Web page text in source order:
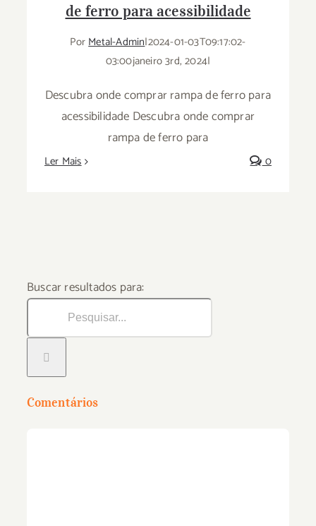
de ferro para acessibilidade
PorMetal-Admin|2024-01-03T09:17:02-
03:00janeiro 3rd, 2024|
Descubra onde comprar rampa de ferro para
acessibilidade Descubra onde comprar
rampa de ferro para
Ler Mais 0
Buscar resultados para:
Comentários